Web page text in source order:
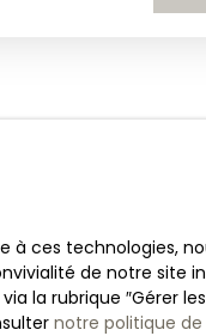
ces technologies,
de notre site
la rubrique ″Gérer
notre politique